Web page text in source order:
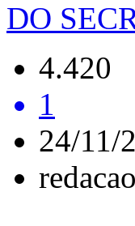
DO
4.420
1
24/11/
redacao